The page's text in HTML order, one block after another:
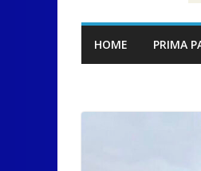
HOME PRIMA